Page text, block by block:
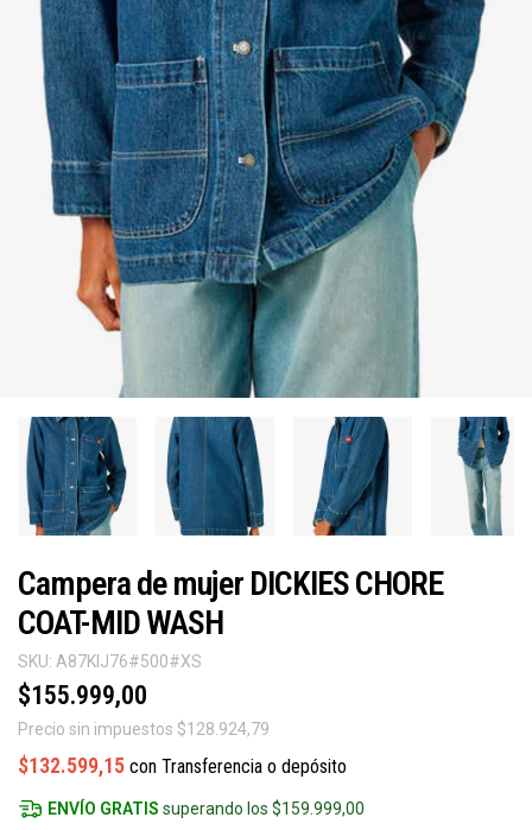
Campera de mujer DICKIES CHORE
COAT-MID WASH
SKU: A87KIJ76#500#XS
$155.999,00
Precio sin impuestos $128.924,79
$132.599,15 con Transferencia o depósito
ENVÍO GRATIS superando los$159.999,00